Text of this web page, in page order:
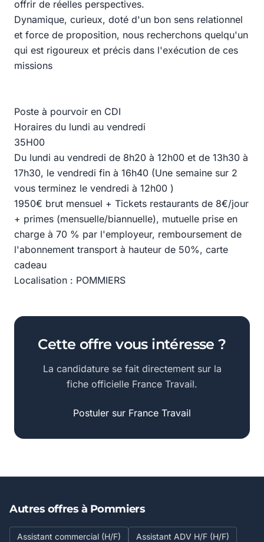
offrir de réelles perspectives.
Dynamique, curieux, doté d'un bon sens relationnel
et force de proposition, nous recherchons quelqu'un
qui est rigoureux et précis dans l'exécution de ces
missions
Poste à pourvoir en CDI
Horaires du lundi au vendredi
35H00
Du lundi au vendredi de 8h20 à 12h00 et de 13h30 à
17h30, le vendredi fin à 16h40 (Une semaine sur 2
vous terminez le vendredi à 12h00 )
1950€ brut mensuel + Tickets restaurants de 8€/jour
+ primes (mensuelle/biannuelle), mutuelle prise en
charge à 70 % par l'employeur, remboursement de
l'abonnement transport à hauteur de 50%, carte
cadeau
Localisation : POMMIERS
Cette offre vous intéresse ?
La candidature se fait directement sur la
fiche officielle France Travail.
Postuler sur France Travail
Autres offres à Pommiers
Assistant commercial (H/F)
Assistant ADV H/F (H/F)